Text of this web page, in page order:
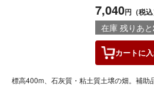
7,040円（税込
在庫 残りあと
カートに
標高400m、石灰質・粘土質土壌の畑。補助